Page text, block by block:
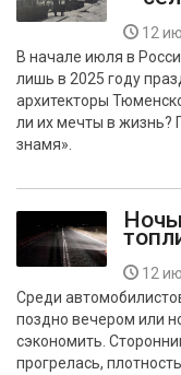
12
В начале июля в
лишь в 2025 году
архитекторы
ли их мечты в жизнь?
знамя».
12
Среди
поздно вечером или
сэкономить.
прогрелась,